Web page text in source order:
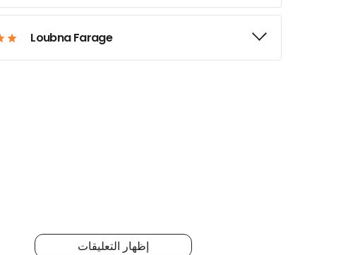
Loubna Farage
إظهار التعليقات